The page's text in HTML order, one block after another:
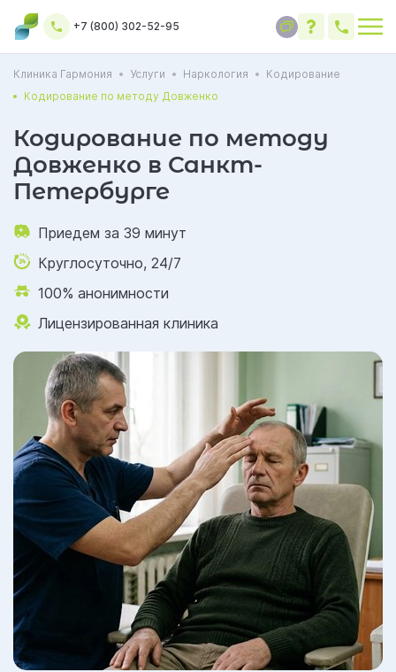
+7 (800) 302-52-95
Клиника Гармония Услуги Наркология
Кодирование
Кодирование по методу Довженко
Кодирование по методу
Довженко в Санкт-
Петербурге
Приедем за 39 минут
Круглосуточно, 24/7
100% анонимности
Лицензированная клиника